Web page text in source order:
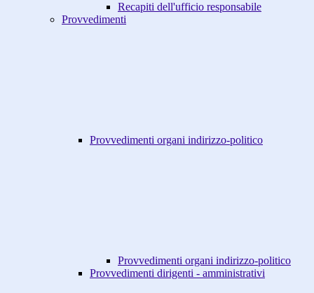
Recapiti dell'ufficio responsabile
Provvedimenti
Provvedimenti organi indirizzo-politico
Provvedimenti organi indirizzo-politico
Provvedimenti dirigenti - amministrativi